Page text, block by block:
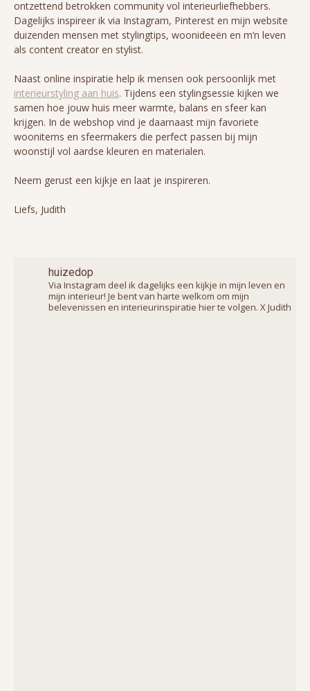
ontzettend betrokken community vol interieurliefhebbers.
Dagelijks inspireer ik via Instagram, Pinterest en mijn website
duizenden mensen met stylingtips, woonideeën en m’n leven
als content creator en stylist.
Naast online inspiratie help ik mensen ook persoonlijk met
interieurstyling aan huis. Tijdens een stylingsessie kijken we
samen hoe jouw huis meer warmte, balans en sfeer kan
krijgen. In de webshop vind je daarnaast mijn favoriete
woonitems en sfeermakers die perfect passen bij mijn
woonstijl vol aardse kleuren en materialen.
Neem gerust een kijkje en laat je inspireren.
Liefs, Judith
huizedop
Via Instagram deel ik dagelijks een kijkje in mijn leven en
mijn interieur! Je bent van harte welkom om mijn
belevenissen en interieurinspiratie hier te volgen. X Judith